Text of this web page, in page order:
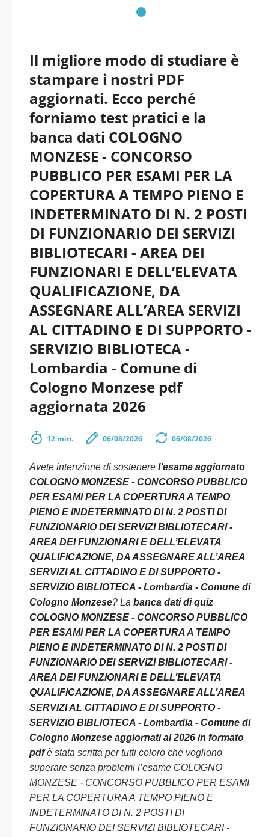
Il migliore modo di studiare è
stampare i nostri PDF
aggiornati. Ecco perché
forniamo test pratici e la
banca dati COLOGNO
MONZESE - CONCORSO
PUBBLICO PER ESAMI PER LA
COPERTURA A TEMPO PIENO E
INDETERMINATO DI N. 2 POSTI
DI FUNZIONARIO DEI SERVIZI
BIBLIOTECARI - AREA DEI
FUNZIONARI E DELL’ELEVATA
QUALIFICAZIONE, DA
ASSEGNARE ALL’AREA SERVIZI
AL CITTADINO E DI SUPPORTO -
SERVIZIO BIBLIOTECA -
Lombardia - Comune di
Cologno Monzese pdf
aggiornata 2026
12 min. 06/08/2026 06/08/2026
Avete intenzione di sostenere l’esame aggiornato
COLOGNO MONZESE - CONCORSO PUBBLICO
PER ESAMI PER LA COPERTURA A TEMPO
PIENO E INDETERMINATO DI N. 2 POSTI DI
FUNZIONARIO DEI SERVIZI BIBLIOTECARI -
AREA DEI FUNZIONARI E DELL’ELEVATA
QUALIFICAZIONE, DA ASSEGNARE ALL’AREA
SERVIZI AL CITTADINO E DI SUPPORTO -
SERVIZIO BIBLIOTECA - Lombardia - Comune di
Cologno Monzese? La banca dati di quiz
COLOGNO MONZESE - CONCORSO PUBBLICO
PER ESAMI PER LA COPERTURA A TEMPO
PIENO E INDETERMINATO DI N. 2 POSTI DI
FUNZIONARIO DEI SERVIZI BIBLIOTECARI -
AREA DEI FUNZIONARI E DELL’ELEVATA
QUALIFICAZIONE, DA ASSEGNARE ALL’AREA
SERVIZI AL CITTADINO E DI SUPPORTO -
SERVIZIO BIBLIOTECA - Lombardia - Comune di
Cologno Monzese aggiornati al 2026 in formato
pdfè stata scritta per tutti coloro che vogliono
superare senza problemi l’esame COLOGNO
MONZESE - CONCORSO PUBBLICO PER ESAMI
PER LA COPERTURA A TEMPO PIENO E
INDETERMINATO DI N. 2 POSTI DI
FUNZIONARIO DEI SERVIZI BIBLIOTECARI -